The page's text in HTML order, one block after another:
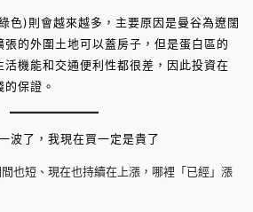
)則會越來越多，主要原因是曼谷為遼闊
的外圍土地可以蓋房子，但是蛋白區的
活機能和交通便利性都很差，因此投資在
保證。
波了，我現在買一定是貴了
也短、現在也持續在上漲，哪裡「已經」漲